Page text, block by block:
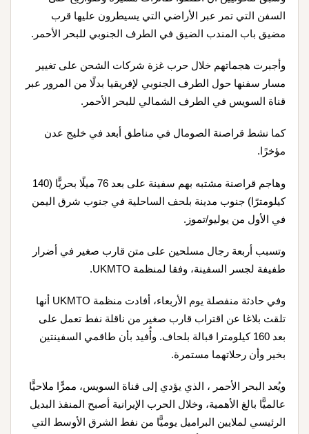
السفن التي تمر عبر الأراضي التي يسيطرون عليها قرب
مضيق باب المندب الضيق في الطرف الجنوبي للبحر الأحمر.
وأجبرت هجماتهم خلال حرب غزة شركات الشحن على تغيير
مسار سفنها حول الطرف الجنوبي لإفريقيا بدلًا من المرور عبر
قناة السويس في الطرف الشمالي للبحر الأحمر.
كما نشط قراصنة الصومال في مناطق أبعد في خليج عدن
مؤخرًا.
وهاجم قراصنة مشتبه بهم سفينة على بعد 76 ميلًا بحريًّا (140
كيلومترًا) جنوب مدينة بلحف الساحلية في جنوب شرق اليمن
في الأول من يوليو/تموز.
وتسبب أربعة رجال مسلحين على متن قارب صغير في أضرار
طفيفة لجسر السفينة، وفقا لمنظمة UKMTO.
وفي حادثة منفصلة يوم الأربعاء، أفادت منظمة UKMTO أنها
تلقت بلاغا عن اقتراب قارب صغير من ناقلة نفط تعمل على
بعد 160 كيلومترا قبالة بلحاف. وأُفيد بأن طاقمي السفينتين
بخير وأن رحلاتهما مستمرة.
ويُعد البحر الأحمر ، الذي يؤدي إلى قناة السويس، ممرًّا ملاحيًّا
عالميًّا بالغ الأهمية، وخلال الحرب الإيرانية أصبح المنفذ البديل
الرئيسي لملايين البراميل يوميًّا من نفط الشرق الأوسط التي